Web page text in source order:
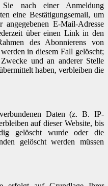
nach einer Anmeldung
eine Bestätigungsemail, um
E-Mail-Adresse
über einen Link in den
des Abonnierens von
in diesem Fall gelöscht;
und an anderer Stelle
haben, verbleiben die
Daten (z. B. IP-
auf dieser Website, bis
gelöscht wurde oder die
gelöscht werden müssen